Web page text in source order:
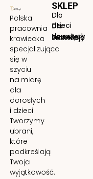
Polska
pracownia
krawiecka
specjalizująca
się w
szyciu
na miarę
dla
dorosłych
i dzieci.
Tworzymy
ubrani,
które
podkreślają
Twoja
wyjątkowość.
SKLEP
Dla
dzieci
Dla
dorosłych
Nowości
Bestellery
Promocje